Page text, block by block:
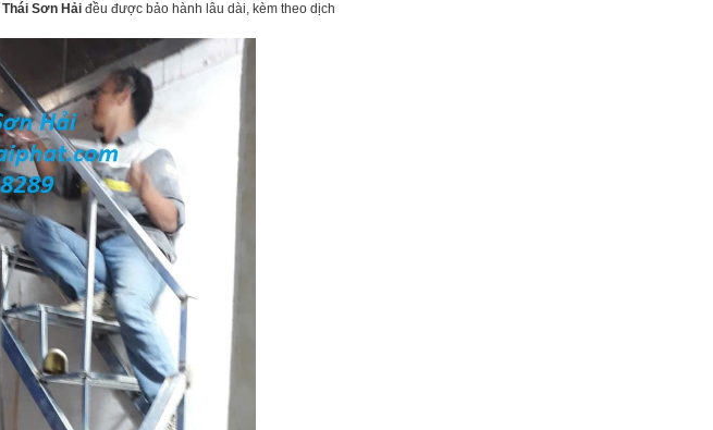
Thái Sơn Hảiđều được bảo hành lâu dài, kèm theo dịch